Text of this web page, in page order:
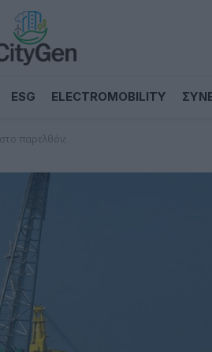
ESG ELECTROMOBILITY
παρελθόν;